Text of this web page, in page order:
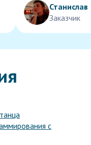
Станислав
Заказчик
с